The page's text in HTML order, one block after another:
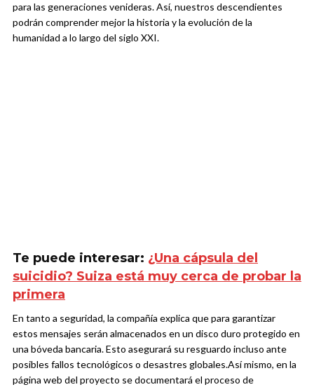
para las generaciones venideras. Así, nuestros descendientes
podrán comprender mejor la historia y la evolución de la
humanidad a lo largo del siglo XXI.
Te puede interesar: ¿Una cápsula del
suicidio? Suiza está muy cerca de probar la
primera
En tanto a seguridad, la compañía explica que para garantizar
estos mensajes serán almacenados en un disco duro protegido en
una bóveda bancaria. Esto asegurará su resguardo incluso ante
posibles fallos tecnológicos o desastres globales.Así mismo, en la
página web del proyecto se documentará el proceso de